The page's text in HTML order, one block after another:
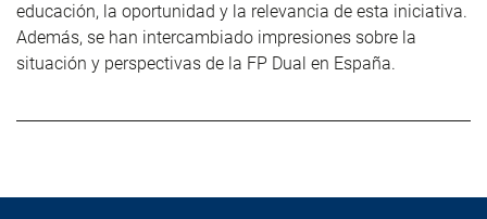
educación, la oportunidad y la relevancia de esta iniciativa.
Además, se han intercambiado impresiones sobre la
situación y perspectivas de la FP Dual en España.